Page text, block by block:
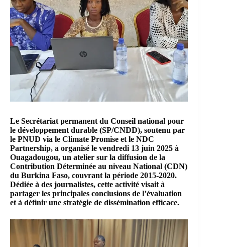
Le Secrétariat permanent du Conseil national pour
le développement durable (SP/CNDD), soutenu par
le PNUD via le Climate Promise et le NDC
Partnership, a organisé le vendredi 13 juin 2025 à
Ouagadougou, un atelier sur la diffusion de la
Contribution Déterminée au niveau National (CDN)
du Burkina Faso, couvrant la période 2015‑2020.
Dédiée à des journalistes, cette activité visait à
partager les principales conclusions de l’évaluation
et à définir une stratégie de dissémination efficace.